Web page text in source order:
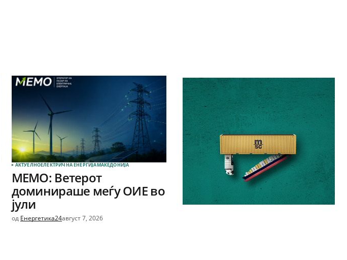
АКТУЕЛНОЕЛЕКТРИЧНА ЕНЕРГИЈАМАКЕДОНИЈА
МЕМО: Ветерот
доминираше меѓу ОИЕ во
јули
од Енергетика24август 7, 2026